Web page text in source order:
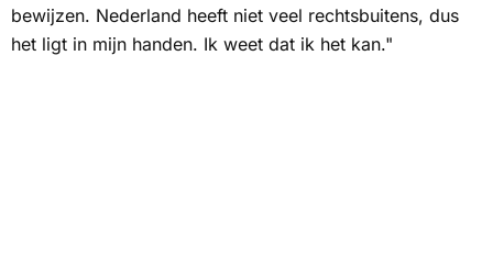
bewijzen. Nederland heeft niet veel rechtsbuitens, dus
het ligt in mijn handen. Ik weet dat ik het kan."